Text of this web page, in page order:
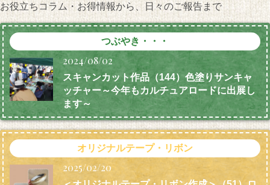
お役立ちコラム・お得情報から、日々のご報告まで
つぶやき・・・
2024/08/02
スキャンカット作品（144）色塗りサンキャ
ッチャー～今年もカルチュアロードに出展し
ます～
オリジナルテープ・リボン
2025/02/20